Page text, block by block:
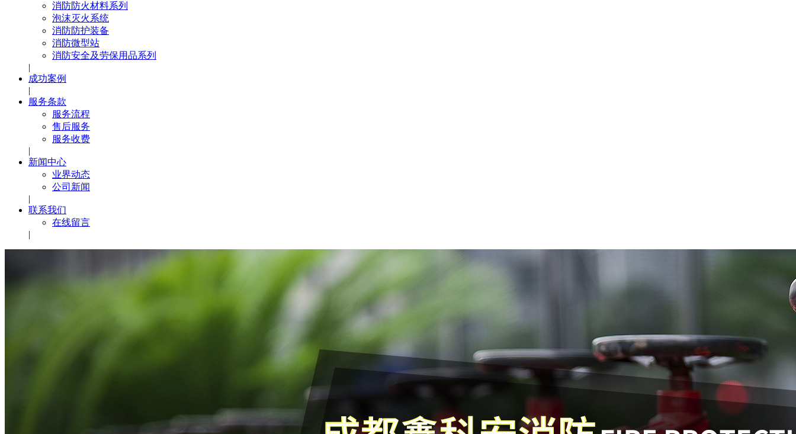
消防防火材料系列
泡沫灭火系统
消防防护装备
消防微型站
消防安全及劳保用品系列
|
成功案例
|
服务条款
服务流程
售后服务
服务收费
|
新闻中心
业界动态
公司新闻
|
联系我们
在线留言
|